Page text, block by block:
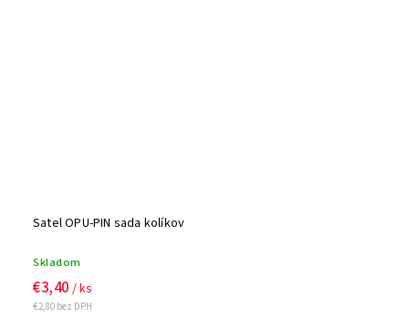
Satel OPU-PIN sada kolíkov
Skladom
€2,80 bez DPH
€3,40 / ks